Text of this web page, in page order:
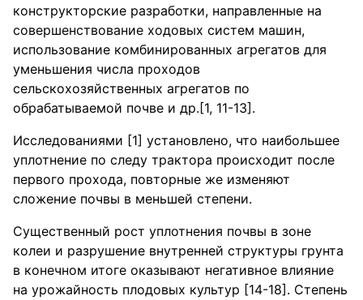
конструкторские разработки, направленные на
совершенствование ходовых систем машин,
использование комбинированных агрегатов для
уменьшения числа проходов
сельскохозяйственных агрегатов по
обрабатываемой почве и др.[1, 11-13].
Исследованиями [1] установлено, что наибольшее
уплотнение по следу трактора происходит после
первого прохода, повторные же изменяют
сложение почвы в меньшей степени.
Существенный рост уплотнения почвы в зоне
колеи и разрушение внутренней структуры грунта
в конечном итоге оказывают негативное влияние
на урожайность плодовых культур [14-18]. Степень